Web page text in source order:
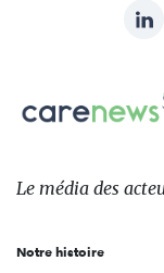
sur:
Carenews,
Le
des
l'engagement
Le média des
Notre histoire